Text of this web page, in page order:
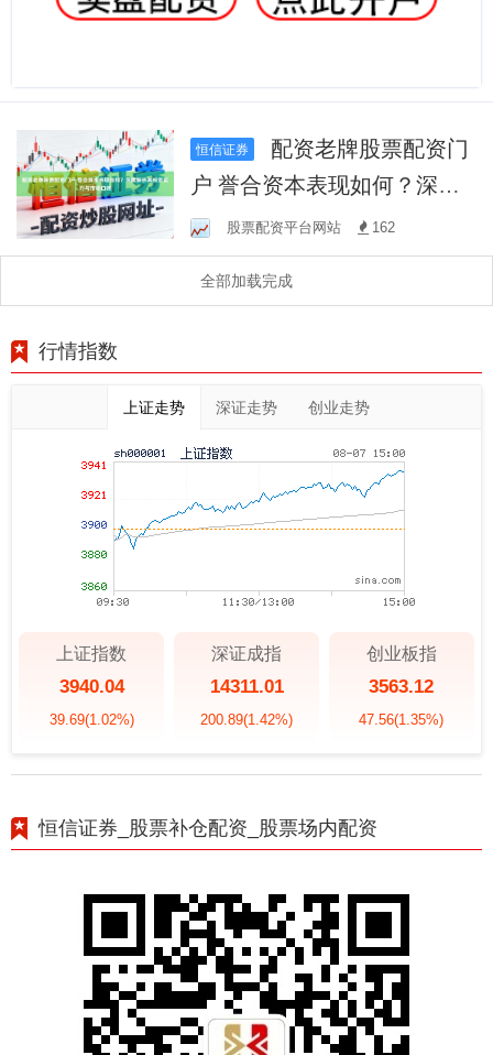
恒信证券
户 誉合资本表现如何？深度
解析其投资实力与市场口碑
股票配资平台网站 162
全部加载完成
行情指数
上证走势 深证走势 创业走势
上证指数
3940.04
39.69(1.02%)
深证成指
14311.01
200.89(1.42%)
创业板指
3563.12
47.56(1.35%)
恒信证券_股票补仓配资_股票场内配资